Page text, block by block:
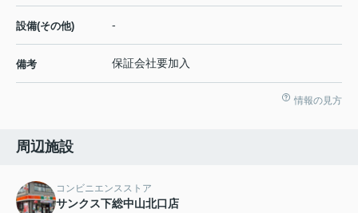
設備(その他) -
備考 保証会社要加入
情報の見方
周辺施設
コンビニエンスストア
サンクス下総中山北口店